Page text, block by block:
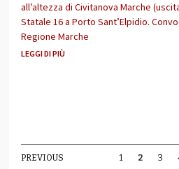
all’altezza di Civitanova Marche
Statale 16 a Porto Sant’Elpidio.
Regione Marche
LEGGI DI PIÙ
PREVIOUS 1 2 3